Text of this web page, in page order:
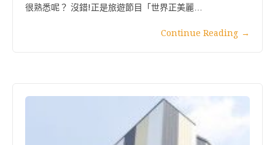
很熟悉呢？ 沒錯!正是旅遊節目「世界正美麗…
Continue Reading →